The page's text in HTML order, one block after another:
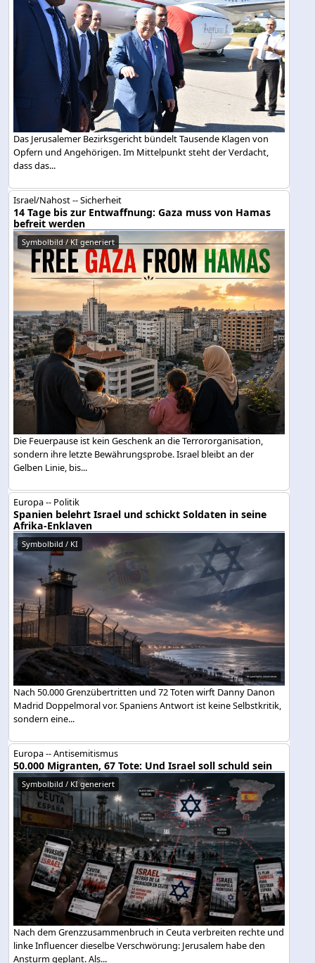
Das Jerusalemer Bezirksgericht bündelt Tausende Klagen von
Opfern und Angehörigen. Im Mittelpunkt steht der Verdacht,
dass das...
Israel/Nahost -- Sicherheit
14 Tage bis zur Entwaffnung: Gaza muss von Hamas
befreit werden
Symbolbild / KI generiert
Die Feuerpause ist kein Geschenk an die Terrororganisation,
sondern ihre letzte Bewährungsprobe. Israel bleibt an der
Gelben Linie, bis...
Europa -- Politik
Spanien belehrt Israel und schickt Soldaten in seine
Afrika-Enklaven
Symbolbild / KI
Nach 50.000 Grenzübertritten und 72 Toten wirft Danny Danon
Madrid Doppelmoral vor. Spaniens Antwort ist keine Selbstkritik,
sondern eine...
Europa -- Antisemitismus
50.000 Migranten, 67 Tote: Und Israel soll schuld sein
Symbolbild / KI generiert
Nach dem Grenzzusammenbruch in Ceuta verbreiten rechte und
linke Influencer dieselbe Verschwörung: Jerusalem habe den
Ansturm geplant. Als...